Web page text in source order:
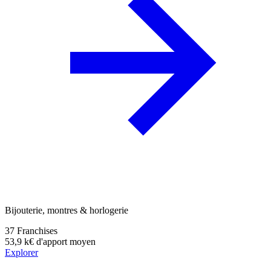
Bijouterie, montres & horlogerie
37 Franchises
53,9 k€ d'apport moyen
Explorer